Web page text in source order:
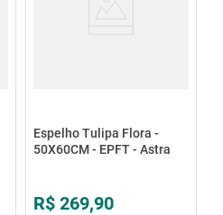
Espelho Tulipa Flora -
50X60CM - EPFT - Astra
R$ 269,90